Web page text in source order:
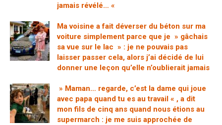
jamais révélé… «
Ma voisine a fait déverser du béton sur ma
voiture simplement parce que je » gâchais
sa vue sur le lac » : je ne pouvais pas
laisser passer cela, alors j’ai décidé de lui
donner une leçon qu’elle n’oublierait jamais
» Maman… regarde, c’est la dame qui joue
avec papa quand tu es au travail « , a dit
mon fils de cinq ans quand nous étions au
supermarch : je me suis approchée de